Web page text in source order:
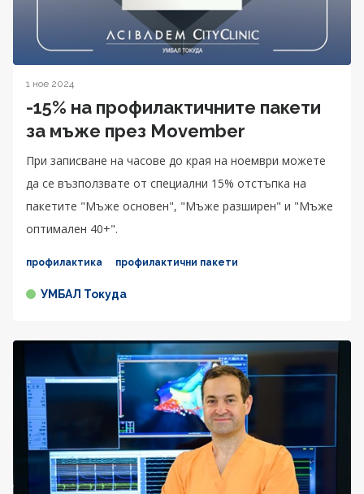
1 ное 2024
-15% на профилактичните пакети
за мъже през Movember
При записване на часове до края на ноември можете
да се възползвате от специални 15% отстъпка на
пакетите "Мъже основен", "Мъже разширен" и "Мъже
оптимален 40+".
профилактика профилактични пакети
УМБАЛ Токуда